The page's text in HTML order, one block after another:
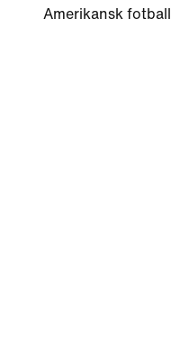
Amerikansk fotball